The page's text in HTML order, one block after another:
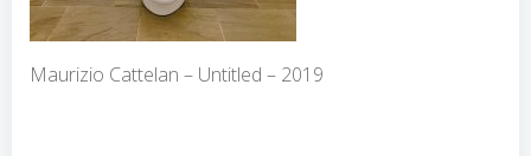
Maurizio Cattelan – Untitled – 2019